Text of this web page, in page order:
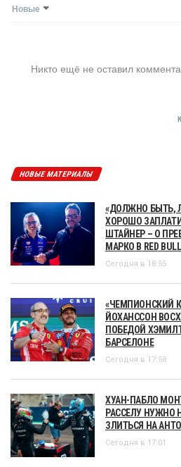
Новые
Никто ещё не оставил
НОВЫЕ МАТЕРИАЛЫ
«ДОЛЖНО БЫТЬ,
ХОРОШО
ШТАЙНЕР – О
МАРКО В RED BULL
Сегодня в 18:55
«ЧЕМПИОНСКИЙ
ЙОХАНССОН
ПОБЕДОЙ
БАРСЕЛОНЕ
Сегодня в 17:58
ХУАН-ПАБЛО
РАССЕЛУ НУЖНО
ЗЛИТЬСЯ НА
Сегодня в 17:01